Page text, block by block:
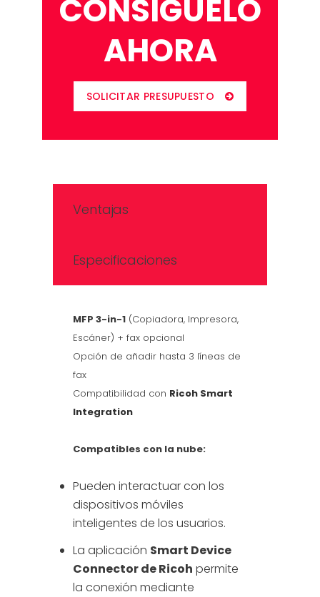
CONSIGUELO
AHORA
SOLICITAR PRESUPUESTO
Ventajas
Especificaciones
MFP 3-in-1 (Copiadora, Impresora,
Escáner) + fax opcional
Opción de añadir hasta 3 líneas de
fax
Compatibilidad con Ricoh Smart
Integration
Compatibles con la nube:
Pueden interactuar con los
dispositivos móviles
inteligentes de los usuarios.
La aplicación Smart Device
Connector de Ricoh permite
la conexión mediante